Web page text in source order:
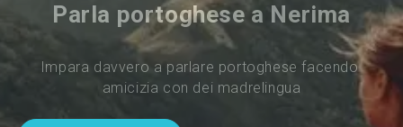
Parla portoghese a Nerima
Impara davvero a parlare portoghese facendo
amicizia con dei madrelingua